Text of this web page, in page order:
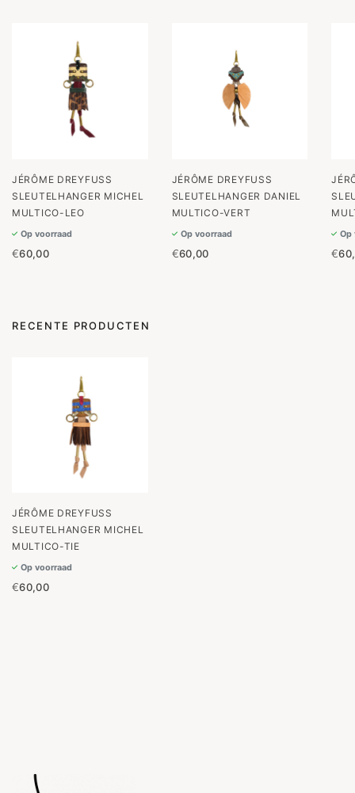
JÉRÔME DREYFUSS
SLEUTELHANGER MICHEL
MULTICO-LEO
Op voorraad
€60,00
JÉRÔME DREYFUSS
SLEUTELHANGER DANIEL
MULTICO-VERT
Op voorraad
€60,00
Op
€
RECENTE PRODUCTEN
JÉRÔME DREYFUSS
SLEUTELHANGER MICHEL
MULTICO-TIE
Op voorraad
€60,00